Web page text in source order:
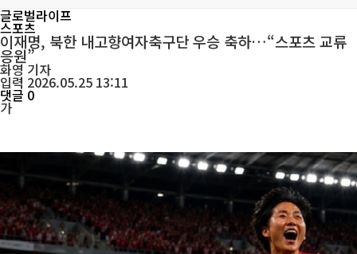
글로벌라이프
스포츠
이재명, 북한 내고향여자축구단 우승 축하…“스포츠 교류
응원”
화영기자
입력 2026.05.25 13:11
댓글 0
가